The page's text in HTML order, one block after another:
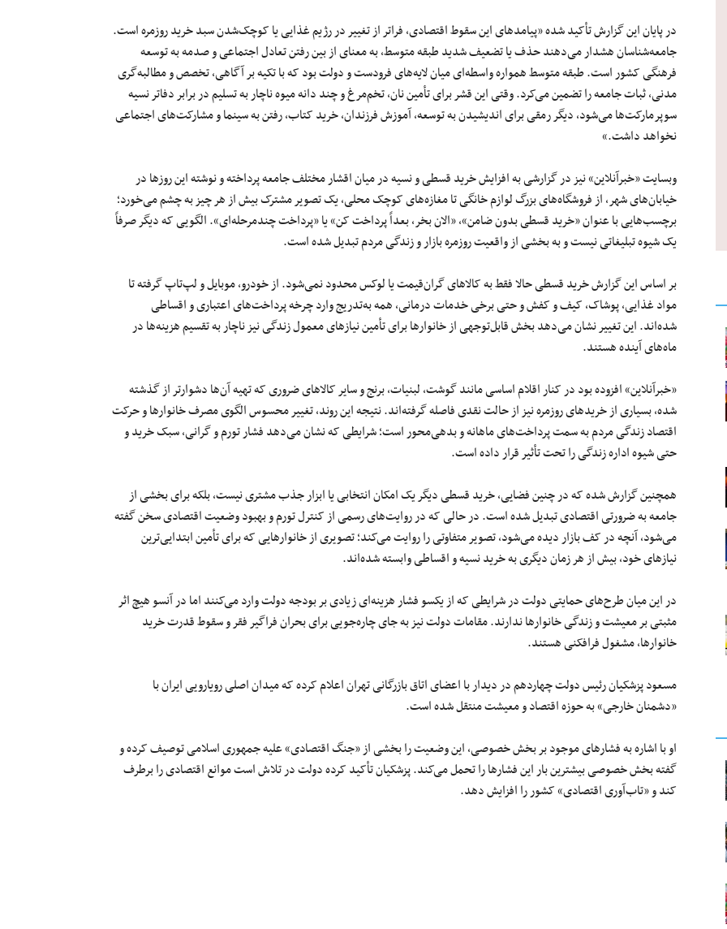
در پایان این گزارش تأکید شده «پیامدهای این سقوط اقتصادی، فراتر از تغییر در رژیم غذایی یا کوچک‌شدن سبد خرید روزمره است.
جامعه‌شناسان هشدار می‌دهند حذف یا تضعیف شدید طبقه متوسط، به معنای از بین رفتن تعادل اجتماعی و صدمه به توسعه
فرهنگی کشور است. طبقه متوسط همواره واسطه‌ای میان لایه‌های فرودست و دولت بود که با تکیه بر آگاهی، تخصص و مطالبه‌گری
مدنی، ثبات جامعه را تضمین می‌کرد. وقتی این قشر برای تأمین نان، تخم‌مرغ و چند دانه میوه ناچار به تسلیم در برابر دفاتر نسیه
سوپرمارکت‌ها می‌شود، دیگر رمقی برای اندیشیدن به توسعه، آموزش فرزندان، خرید کتاب، رفتن به سینما و مشارکت‌های اجتماعی
نخواهد داشت.»
وبسایت «خبرآنلاین» نیز در گزارشی به افزایش خرید قسطی و نسیه در میان اقشار مختلف جامعه پرداخته و نوشته این روزها در
خیابان‌های شهر، از فروشگاه‌های بزرگ لوازم خانگی تا مغازه‌های کوچک محلی، یک تصویر مشترک بیش از هر چیز به چشم می‌خورد؛
برچسب‌هایی با عنوان «خرید قسطی بدون ضامن»، «الان بخر، بعداً پرداخت کن» یا «پرداخت چندمرحله‌ای». الگویی که دیگر صرفاً
یک شیوه تبلیغاتی نیست و به بخشی از واقعیت روزمره بازار و زندگی مردم تبدیل شده است.
بر اساس این گزارش خرید قسطی حالا فقط به کالاهای گران‌قیمت یا لوکس محدود نمی‌شود. از خودرو، موبایل و لپ‌تاپ گرفته تا
مواد غذایی، پوشاک، کیف و کفش و حتی برخی خدمات درمانی، همه به‌تدریج وارد چرخه پرداخت‌های اعتباری و اقساطی
شده‌اند. این تغییر نشان می‌دهد بخش قابل‌توجهی از خانوارها برای تأمین نیازهای معمول زندگی نیز ناچار به تقسیم هزینه‌ها در
ماه‌های آینده هستند.
«خبرآنلاین» افزوده بود در کنار اقلام اساسی مانند گوشت، لبنیات، برنج و سایر کالاهای ضروری که تهیه آن‌ها دشوارتر از گذشته
شده، بسیاری از خریدهای روزمره نیز از حالت نقدی فاصله گرفته‌اند. نتیجه این روند، تغییر محسوس الگوی مصرف خانوارها و حرکت
اقتصاد زندگی مردم به سمت پرداخت‌های ماهانه و بدهی‌محور است؛ شرایطی که نشان می‌دهد فشار تورم و گرانی، سبک خرید و
حتی شیوه اداره زندگی را تحت تأثیر قرار داده است.
همچنین گزارش شده که در چنین فضایی، خرید قسطی دیگر یک امکان انتخابی یا ابزار جذب مشتری نیست، بلکه برای بخشی از
جامعه به ضرورتی اقتصادی تبدیل شده است. در حالی که در روایت‌های رسمی از کنترل تورم و بهبود وضعیت اقتصادی سخن گفته
می‌شود، آنچه در کف بازار دیده می‌شود، تصویر متفاوتی را روایت می‌کند؛ تصویری از خانوارهایی که برای تأمین ابتدایی‌ترین
نیازهای خود، بیش از هر زمان دیگری به خرید نسیه و اقساطی وابسته شده‌اند.
در این میان طرح‌های حمایتی دولت در شرایطی که از یکسو فشار هزینه‌ای زیادی بر بودجه دولت وارد می‌کنند اما در آنسو هیچ اثر
مثبتی بر معیشت و زندگی خانوارها ندارند. مقامات دولت نیز به جای چاره‌جویی برای بحران فراگیر فقر و سقوط قدرت خرید
خانوارها، مشغول فرافکنی هستند.
مسعود پزشکیان رئیس دولت چهاردهم در دیدار با اعضای اتاق بازرگانی تهران اعلام کرده که میدان اصلی رویارویی ایران با
«دشمنان خارجی» به حوزه اقتصاد و معیشت منتقل شده است.
او با اشاره به فشارهای موجود بر بخش خصوصی، این وضعیت را بخشی از «جنگ اقتصادی» علیه جمهوری اسلامی توصیف کرده و
گفته بخش خصوصی بیشترین بار این فشارها را تحمل می‌کند. پزشکیان تأکید کرده دولت در تلاش است موانع اقتصادی را برطرف
کند و «تاب‌آوری اقتصادی» کشور را افزایش دهد.